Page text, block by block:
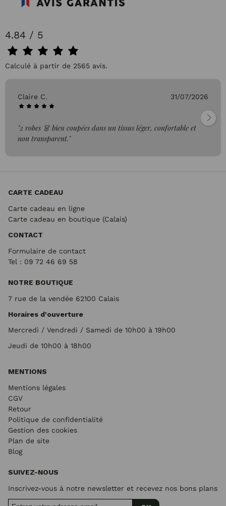
4.84 / 5
Calculé à partir de 2565 avis.
Claire C. 31/07/2026
"2 robes 👗 bien coupées dans un tissus léger, confortable et
non transparent."
CARTE CADEAU
Carte cadeau en ligne
Carte cadeau en boutique (Calais)
CONTACT
Formulaire de contact
Tel : 09 72 46 69 58
NOTRE BOUTIQUE
7 rue de la vendée 62100 Calais
Horaires d'ouverture
Mercredi / Vendredi / Samedi de 10h00 à 19h00
Jeudi de 10h00 à 18h00
MENTIONS
Mentions légales
CGV
Retour
Politique de confidentialité
Gestion des cookies
Plan de site
Blog
SUIVEZ-NOUS
Inscrivez-vous à notre newsletter et recevez nos bons plans